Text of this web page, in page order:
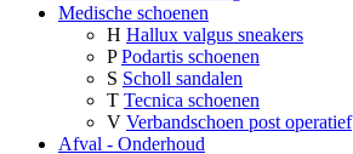
Medische schoenen
H Hallux valgus sneakers
P Podartis schoenen
S Scholl sandalen
T Tecnica schoenen
V Verbandschoen post operatief
Afval - Onderhoud